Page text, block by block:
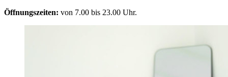
Öffnungszeiten: von 7.00 bis 23.00 Uhr.